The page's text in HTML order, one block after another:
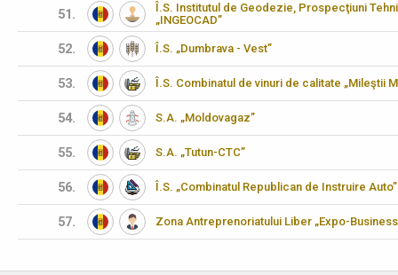
51.
Î.S. Institutul de Geodezie, Prospecţiuni
„INGEOCAD”
52. Î.S. „Dumbrava - Vest”
53. Î.S. Combinatul de vinuri de calitate „Mileştii
54. S.A. „Moldovagaz”
55. S.A. „Tutun-CTC”
56. Î.S. „Combinatul Republican de Instruire Auto”
57. Zona Antreprenoriatului Liber „Expo-